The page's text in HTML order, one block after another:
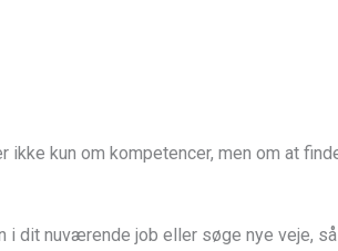
kun om kompetencer, men om at
nuværende job eller søge nye veje,